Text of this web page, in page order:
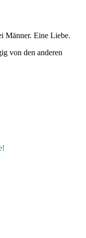
Männer. Eine Liebe.
von den anderen